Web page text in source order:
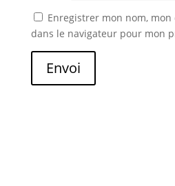
Enregistrer mon nom,
dans le navigateur pour mon
Envoi